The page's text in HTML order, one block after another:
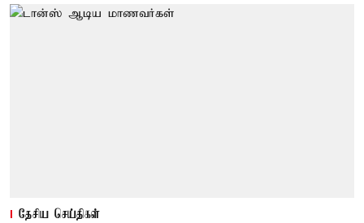
தேசிய செய்திகள்